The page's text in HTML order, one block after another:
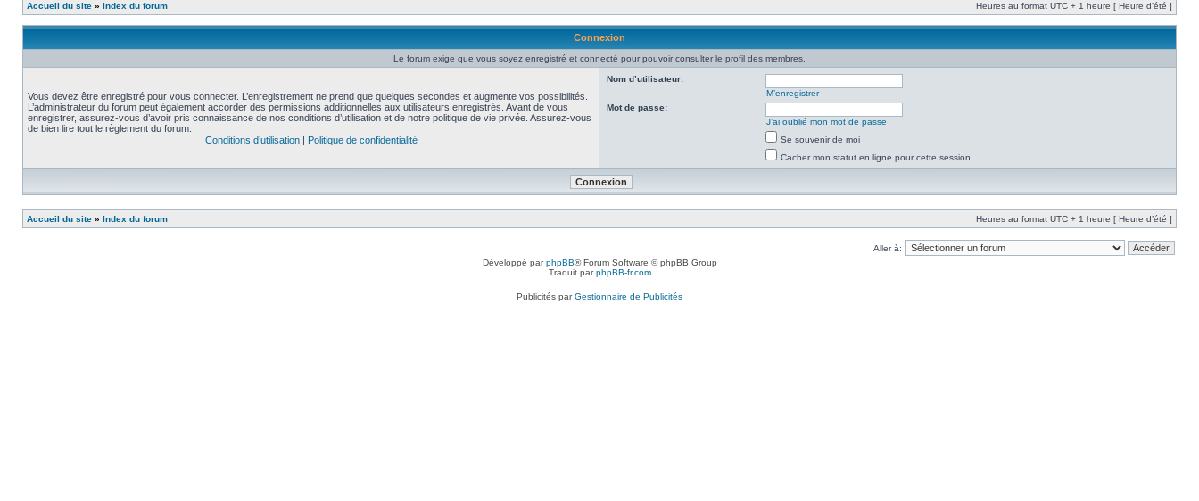
Accueil du site » Index du forum Heures au format UTC + 1 heure [ Heure d’été ]
Connexion
Le forum exige que vous soyez enregistré et connecté pour pouvoir consulter le profil des membres.
Vous devez être enregistré pour vous connecter. L’enregistrement ne prend que quelques secondes et augmente vos possibilités.
L’administrateur du forum peut également accorder des permissions additionnelles aux utilisateurs enregistrés. Avant de vous
enregistrer, assurez-vous d’avoir pris connaissance de nos conditions d’utilisation et de notre politique de vie privée. Assurez-vous
de bien lire tout le règlement du forum.
Conditions d’utilisation| Politique de confidentialité
Nom d’utilisateur:
M’enregistrer
Mot de passe:
J’ai oublié mon mot de passe
Se souvenir de moi
Cacher mon statut en ligne pour cette session
Accueil du site » Index du forum Heures au format UTC + 1 heure [ Heure d’été ]
Aller à:
Développé parphpBB® Forum Software © phpBB Group
Traduit parphpBB-fr.com
Publicités parGestionnaire de Publicités